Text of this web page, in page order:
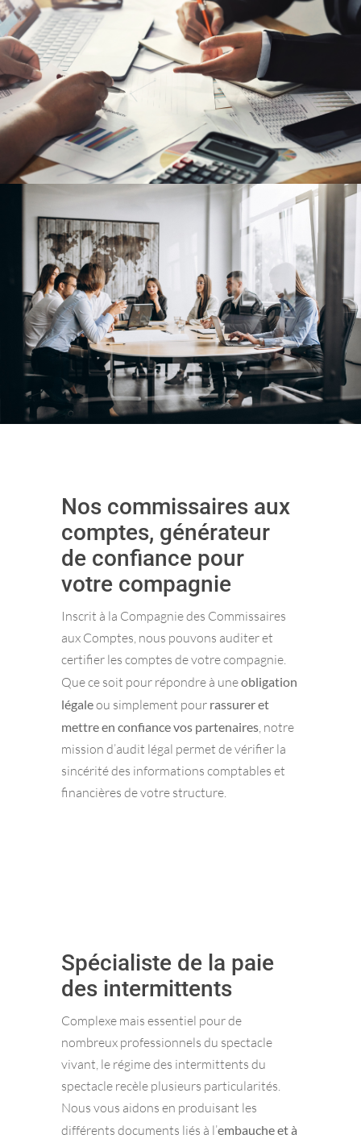
Nos commissaires aux
comptes, générateur
de confiance pour
votre compagnie
Inscrit à la Compagnie des Commissaires
aux Comptes, nous pouvons auditer et
certifier les comptes de votre compagnie.
Que ce soit pour répondre à uneobligation
légaleou simplement pour rassurer et
mettre en confiance vos partenaires , notre
mission d’audit légal permet de vérifier la
sincérité des informations comptables et
financières de votre structure.
Spécialiste de la paie
des intermittents
Complexe mais essentiel pour de
nombreux professionnels du spectacle
vivant, le régime des intermittents du
spectacle recèle plusieurs particularités.
Nous vous aidons en produisant les
différents documents liés à l’embauche et à